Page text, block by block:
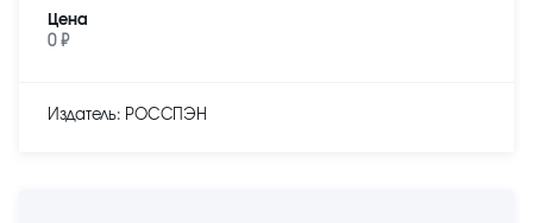
Цена
0 ₽
Издатель: РОССПЭН